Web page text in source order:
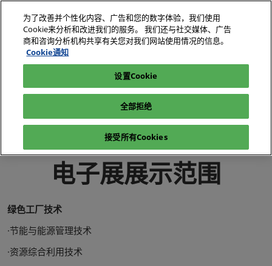
2026年10月27-29日
深圳国际会展中心（宝安）
电子展|绿色工厂展|电子工厂设施展
电子展|绿色工厂展-展会介绍-电子工厂设施展
电子展|绿色工厂展-展品范围-电子工厂设施展
电子展展示范围
绿色工厂技术
·节能与能源管理技术
·资源综合利用技术
为了改善并个性化内容、广告和您的数字体验，我们使用
Cookie来分析和改进我们的服务。 我们还与社交媒体、广告
商和咨询分析机构共享有关您对我们网站使用情况的信息。
Cookie通知
设置Cookie
全部拒绝
接受所有Cookies